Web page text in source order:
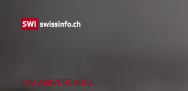
El legado del Cervino
150 ANIVERSARIO
Un resbalón